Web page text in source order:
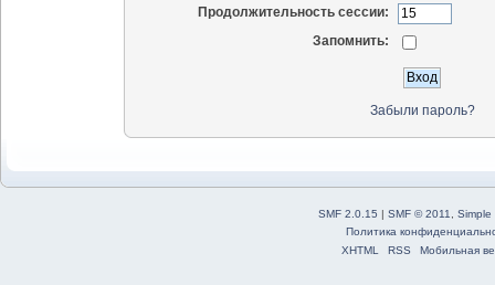
Продолжительность сессии:
Запомнить:
Забыли пароль?
SMF 2.0.15 SMF © 2011, Simple
Политика
XHTML
RSS Мобильная